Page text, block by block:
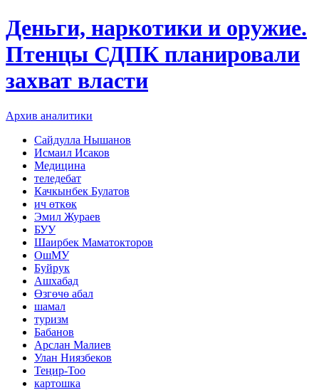
Деньги, наркотики и оружие.
Птенцы СДПК планировали
захват власти
Архив аналитики
Сайдулла Нышанов
Исмаил Исаков
Медицина
теледебат
Качкынбек Булатов
ич өткөк
Эмил Жураев
БУУ
Шаирбек Маматокторов
ОшМУ
Буйрук
Ашхабад
Өзгөчө абал
шамал
туризм
Бабанов
Арслан Малиев
Улан Ниязбеков
Теңир-Тоо
картошка